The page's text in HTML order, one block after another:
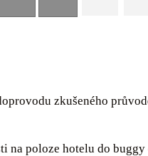
zkušeného
poloze hotelu do